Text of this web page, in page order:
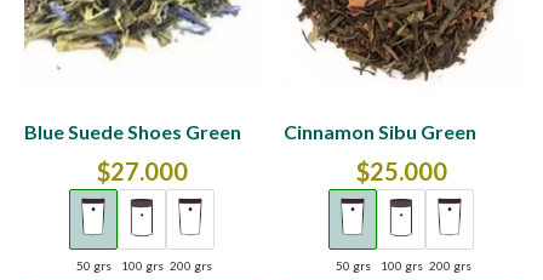
Blue Suede Shoes Green
$27.000
50 grs 100 grs 200 grs
Cinnamon Sibu Green
$25.000
50 grs 100 grs 200 grs